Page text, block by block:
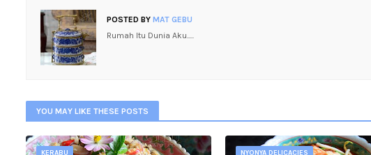
POSTED BY MAT GEBU
Rumah Itu Dunia Aku.....
YOU MAY LIKE THESE POSTS
KERABU NYONYA DELICACIES